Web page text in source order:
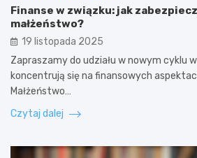
Finanse w związku: jak
małżeństwo?
19 listopada 2025
Zapraszamy do udziału w nowym cyklu
koncentrują się na finansowych
Małżeństwo…
Czytaj dalej